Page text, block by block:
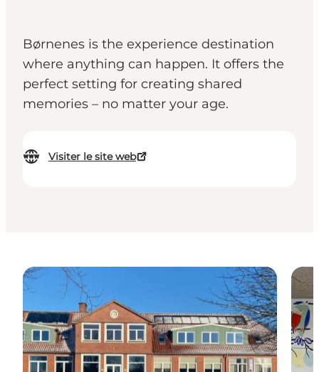
Børnenes is the experience destination
where anything can happen. It offers the
perfect setting for creating shared
memories – no matter your age.
Visiter le site web